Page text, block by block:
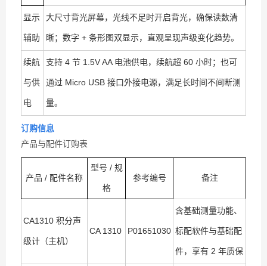
显示
辅助
大尺寸背光屏幕，光线不足时开启背光，确保读数清
晰；数字 + 条形图双显示，直观呈现声级变化趋势。
续航
与供
电
支持 4 节 1.5V AA 电池供电，续航超 60 小时；也可
通过 Micro USB 接口外接电源，满足长时间不间断测
量。
订购信息
产品与配件订购表
产品 / 配件名称
型号 / 规
格
参考编号 备注
CA1310 积分声
级计（主机）
CA 1310 P01651030
含基础测量功能、
标配软件与基础配
件，享有 2 年质保